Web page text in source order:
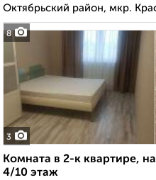
8
Октябрьский район, мкр.
3
Комната в 2-к квартире,
4/10 этаж